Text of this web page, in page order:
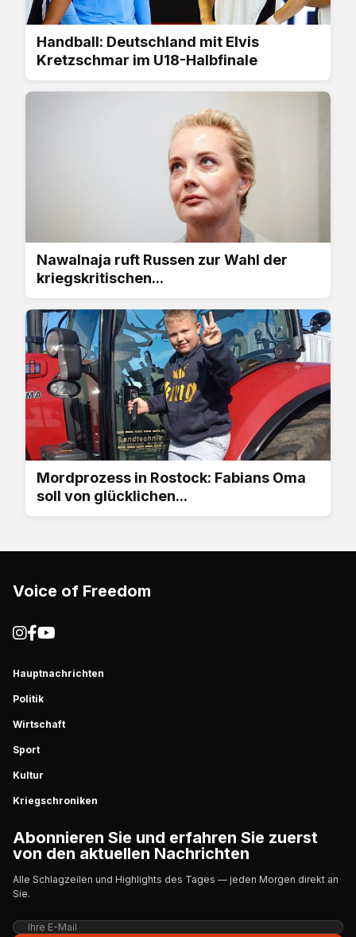
Handball: Deutschland mit Elvis
Kretzschmar im U18-Halbfinale
Nawalnaja ruft Russen zur Wahl der
kriegskritischen...
Mordprozess in Rostock: Fabians Oma
soll von glücklichen...
Voice of Freedom
Hauptnachrichten
Politik
Wirtschaft
Sport
Kultur
Kriegschroniken
Abonnieren Sie und erfahren Sie zuerst
von den aktuellen Nachrichten
Alle Schlagzeilen und Highlights des Tages — jeden Morgen direkt an
Sie.